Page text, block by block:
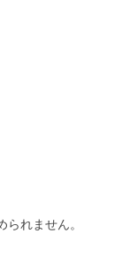
れません。